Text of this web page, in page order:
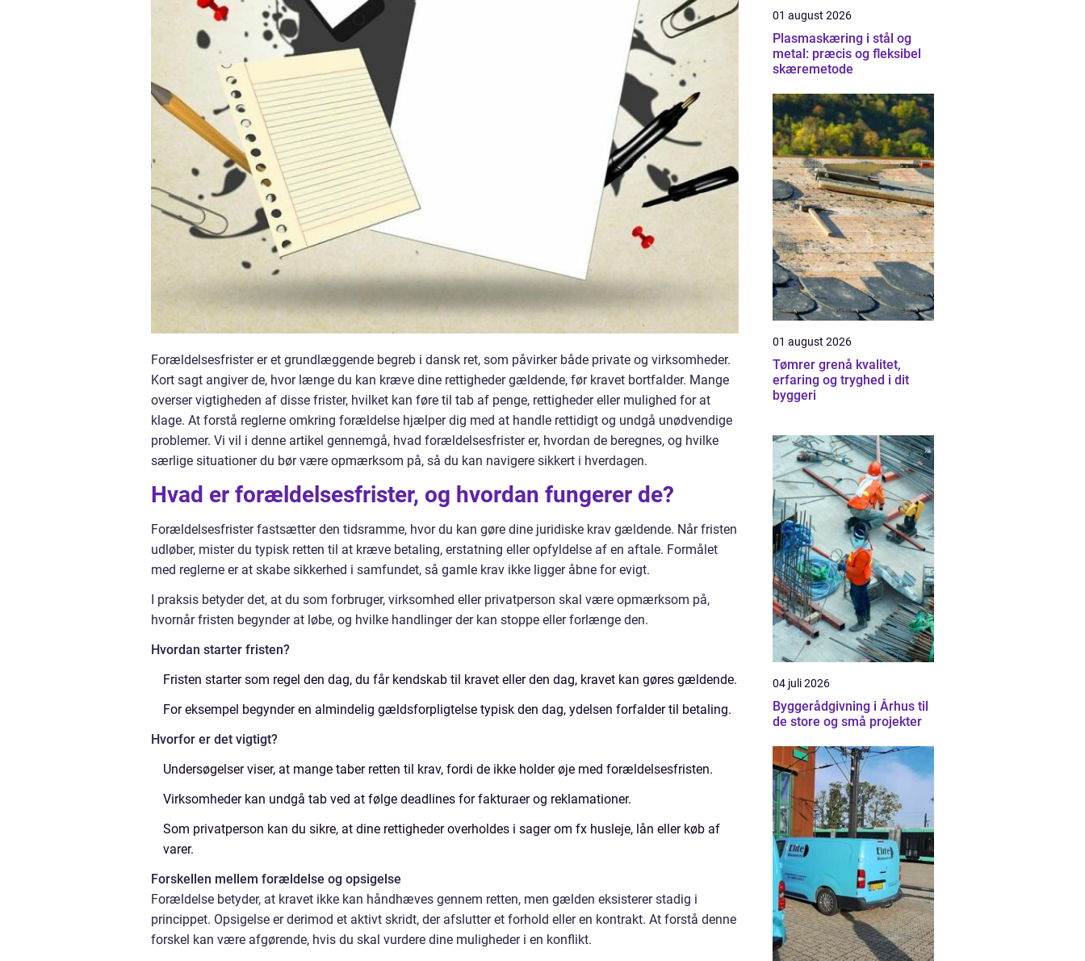
Forældelsesfrister er et grundlæggende begreb i dansk ret, som påvirker både private og virksomheder.
Kort sagt angiver de, hvor længe du kan kræve dine rettigheder gældende, før kravet bortfalder. Mange
overser vigtigheden af disse frister, hvilket kan føre til tab af penge, rettigheder eller mulighed for at
klage. At forstå reglerne omkring forældelse hjælper dig med at handle rettidigt og undgå unødvendige
problemer. Vi vil i denne artikel gennemgå, hvad forældelsesfrister er, hvordan de beregnes, og hvilke
særlige situationer du bør være opmærksom på, så du kan navigere sikkert i hverdagen.
Hvad er forældelsesfrister, og hvordan fungerer de?
Forældelsesfrister fastsætter den tidsramme, hvor du kan gøre dine juridiske krav gældende. Når fristen
udløber, mister du typisk retten til at kræve betaling, erstatning eller opfyldelse af en aftale. Formålet
med reglerne er at skabe sikkerhed i samfundet, så gamle krav ikke ligger åbne for evigt.
I praksis betyder det, at du som forbruger, virksomhed eller privatperson skal være opmærksom på,
hvornår fristen begynder at løbe, og hvilke handlinger der kan stoppe eller forlænge den.
Hvordan starter fristen?
Fristen starter som regel den dag, du får kendskab til kravet eller den dag, kravet kan gøres gældende.
For eksempel begynder en almindelig gældsforpligtelse typisk den dag, ydelsen forfalder til betaling.
Hvorfor er det vigtigt?
Undersøgelser viser, at mange taber retten til krav, fordi de ikke holder øje med forældelsesfristen.
Virksomheder kan undgå tab ved at følge deadlines for fakturaer og reklamationer.
Som privatperson kan du sikre, at dine rettigheder overholdes i sager om fx husleje, lån eller køb af
varer.
Forskellen mellem forældelse og opsigelse
Forældelse betyder, at kravet ikke kan håndhæves gennem retten, men gælden eksisterer stadig i
princippet. Opsigelse er derimod et aktivt skridt, der afslutter et forhold eller en kontrakt. At forstå denne
forskel kan være afgørende, hvis du skal vurdere dine muligheder i en konflikt.
01 august 2026
Plasmaskæring i stål og
metal: præcis og fleksibel
skæremetode
01 august 2026
Tømrer grenå kvalitet,
erfaring og tryghed i dit
byggeri
04 juli 2026
Byggerådgivning i Århus til
de store og små projekter